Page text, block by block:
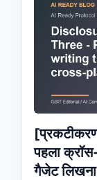
[प्रकटीकरण
पहला
गैजेट लिखना